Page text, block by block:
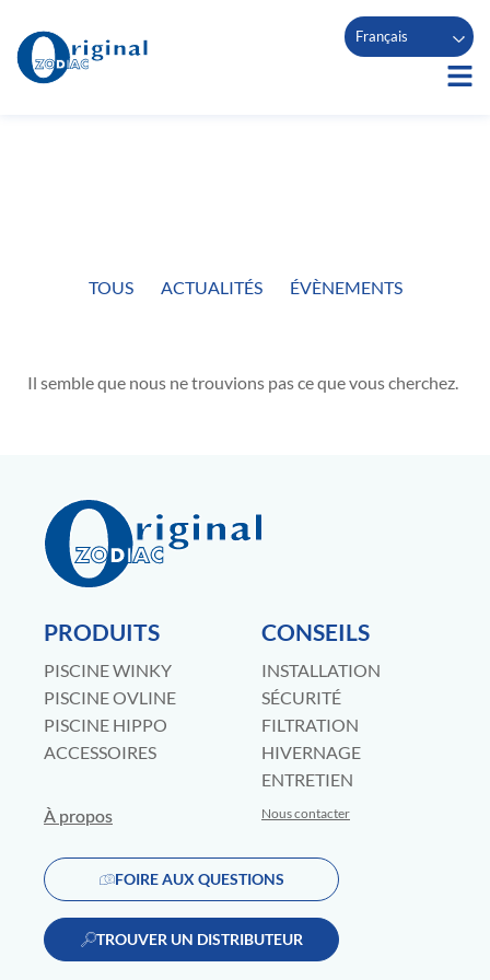
Français
TOUS ACTUALITÉS ÉVÈNEMENTS
Il semble que nous ne trouvions pas ce que vous cherchez.
PRODUITS
PISCINE WINKY
PISCINE OVLINE
PISCINE HIPPO
ACCESSOIRES
À propos
CONSEILS
INSTALLATION
SÉCURITÉ
FILTRATION
HIVERNAGE
ENTRETIEN
Nous contacter
FOIRE AUX QUESTIONS
TROUVER UN DISTRIBUTEUR